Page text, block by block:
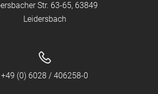
Str. 63-65, 63849
Leidersbach
+49 (0) 6028 / 406258-0